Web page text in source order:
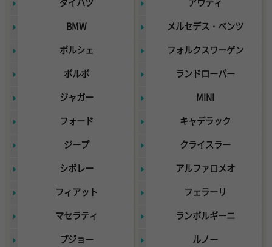
BMW
メルセデス・ベンツ
ポルシェ
フォルクスワーゲン
ボルボ
ランドローバー
ジャガー
MINI
フォード
キャデラック
ジープ
クライスラー
シボレー
アルファロメオ
フィアット
フェラーリ
マセラティ
ランボルギーニ
プジョー
ルノー